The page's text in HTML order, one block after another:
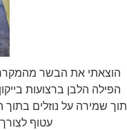
הוצאתי את הבשר
הפילה הלבן ברצועות
תוך שמירה על נוזלים
עטוף לצורך השוואה. 5-6 פרוסות